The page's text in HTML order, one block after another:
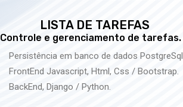
LISTA DE TAREFAS
Controle e gerenciamento de tarefas.
Persistência em banco de dados PostgreSql.
FrontEnd Javascript, Html, Css / Bootstrap.
BackEnd, Django / Python.